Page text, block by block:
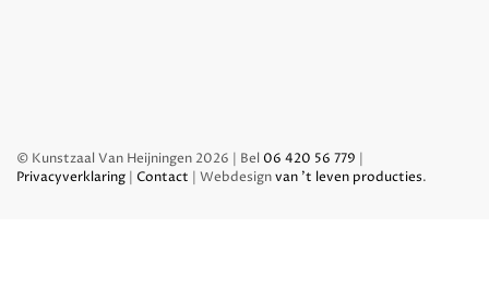
© Kunstzaal Van Heijningen 2026 | Bel 06 420 56 779 |
Privacyverklaring | Contact | Webdesignvan 't leven producties.